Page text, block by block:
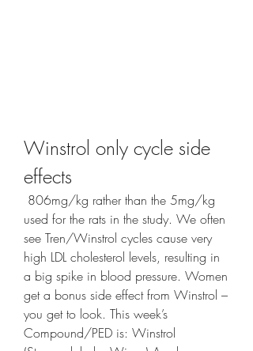
Winstrol only cycle side
effects
used for the rats in the study. We often
see Tren/Winstrol cycles cause very
high LDL cholesterol levels, resulting in
a big spike in blood pressure. Women
get a bonus side effect from Winstrol –
you get to look. This week’s
Compound/PED is: Winstrol